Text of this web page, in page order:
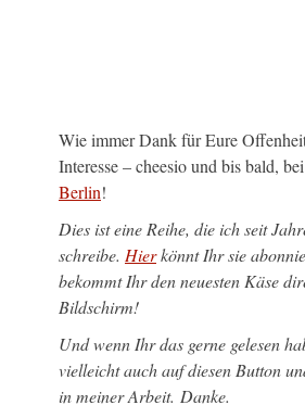
Wie immer Dank für Eure
Interesse – cheesio und bis bald,
Berlin!
Dies ist eine Reihe, die ich seit
schreibe. Hierkönnt Ihr sie
bekommt Ihr den neuesten Käse
Bildschirm!
Und wenn Ihr das gerne gelesen
vielleicht auch auf diesen Button
in meiner Arbeit. Danke.